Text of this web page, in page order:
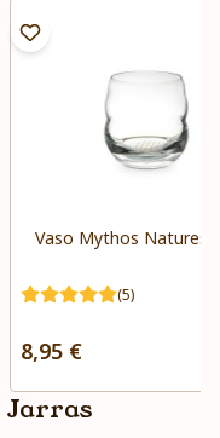
Vaso Mythos Natures
(5)
8,95 €
Jarras